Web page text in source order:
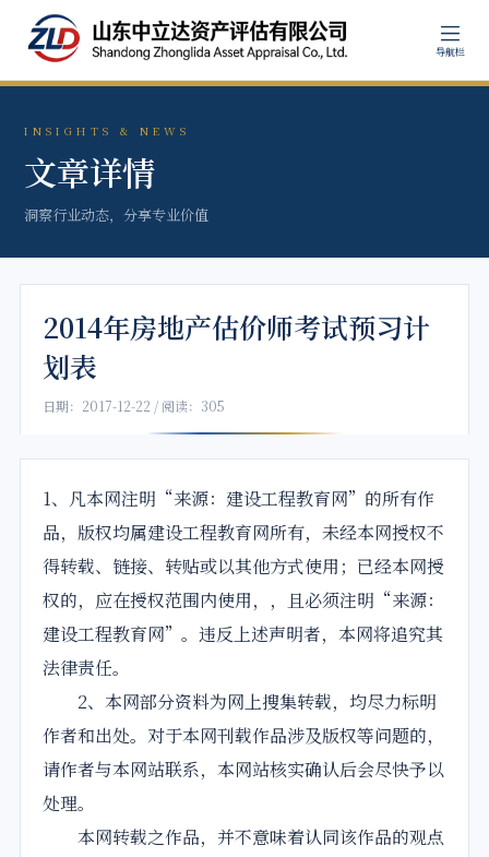
导航栏
INSIGHTS & NEWS
文章详情
洞察行业动态，分享专业价值
2014年房地产估价师考试预习计
划表
日期：2017-12-22 / 阅读：305
1、凡本网注明“来源：建设工程教育网”的所有作
品，版权均属建设工程教育网所有，未经本网授权不
得转载、链接、转贴或以其他方式使用；已经本网授
权的，应在授权范围内使用，，且必须注明“来源：
建设工程教育网”。违反上述声明者，本网将追究其
法律责任。
2、本网部分资料为网上搜集转载，均尽力标明
作者和出处。对于本网刊载作品涉及版权等问题的，
请作者与本网站联系，本网站核实确认后会尽快予以
处理。
本网转载之作品，并不意味着认同该作品的观点